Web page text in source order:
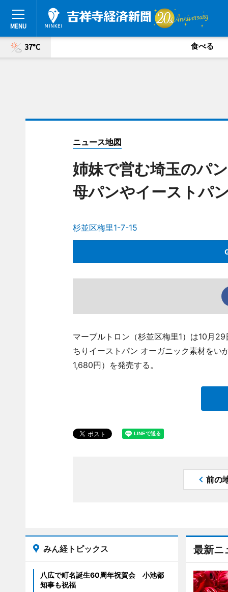
37°C 食べる
ニュース地図
姉妹で営む埼玉のパ
母パンやイーストパ
杉並区梅里1-7-15
マーブルトロン（杉並区梅里1）は10月
ちりイーストパン オーガニック素材をい
1,680円）を発売する。
前の
最新ニ
みん経トピックス
八広で町名誕生60周年祝賀会 小池都
知事も祝福